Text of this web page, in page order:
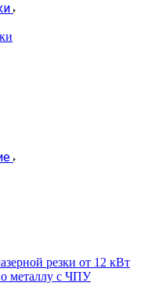
резки от 12 кВт
металлу с ЧПУ